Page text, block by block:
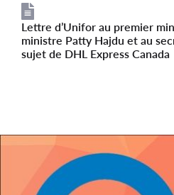
File
Lettre d’Unifor au premier
ministre Patty Hajdu et au
sujet de DHL Express Canada